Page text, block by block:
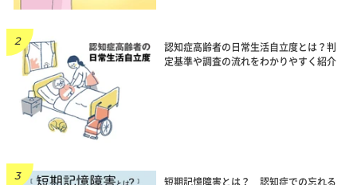
認知症高齢者の日常生活自立度とは？判
定基準や調査の流れをわかりやすく紹介
短期記憶障害とは？ 認知症での忘れる